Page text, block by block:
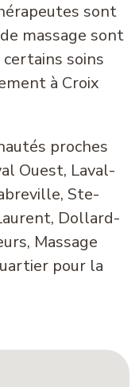
sont
massage sont
soins
à Croix
proches
Ouest, Laval-
Ste-
Dollard-
Massage
pour la